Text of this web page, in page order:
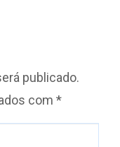
publicado.
com *